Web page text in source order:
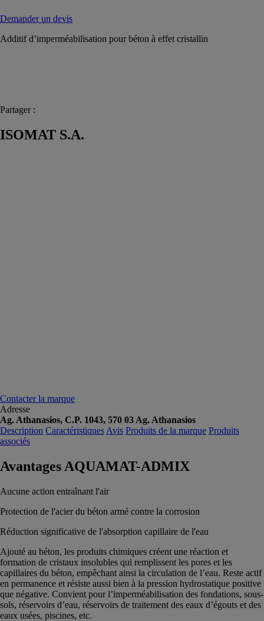
Demander un devis
Additif d’imperméabilisation pour béton à effet cristallin
Partager :
ISOMAT S.A.
Contacter la marque
Adresse
Ag. Athanasios, C.P. 1043, 570 03 Ag. Athanasios
Description Caractéristiques Avis Produits de la marque Produits
associés
Avantages AQUAMAT-ADMIX
Aucune action entraînant l'air
Protection de l'acier du béton armé contre la corrosion
Réduction significative de l'absorption capillaire de l'eau
Ajouté au béton, les produits chimiques créent une réaction et
formation de cristaux insolubles qui remplissent les pores et les
capillaires du béton, empêchant ainsi la circulation de l’eau. Reste actif
en permanence et résiste aussi bien à la pression hydrostatique positive
que négative. Convient pour l’imperméabilisation des fondations, sous-
sols, réservoirs d’eau, réservoirs de traitement des eaux d’égouts et des
eaux usées, piscines, etc.